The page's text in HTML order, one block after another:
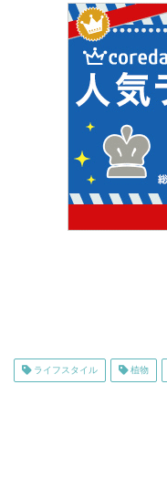
ライフスタイル 植物